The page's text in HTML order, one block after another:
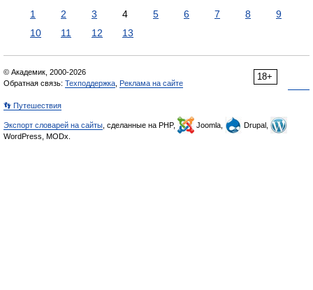
1 2 3 4 5 6 7 8
9
10
11 12 13
18+
© Академик, 2000-2026
Обратная связь: Техподдержка Реклама на сайте
👣 Путешествия
Экспорт словарей на сайты , сделанные на PHP, Joomla,
Drupal,
WordPress, MODx.